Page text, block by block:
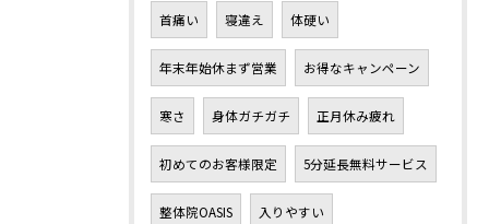
首痛い 寝違え 体硬い
年末年始休まず営業 お得なキャンペーン
寒さ 身体ガチガチ 正月休み疲れ
初めてのお客様限定 5分延長無料サービス
整体院OASIS 入りやすい